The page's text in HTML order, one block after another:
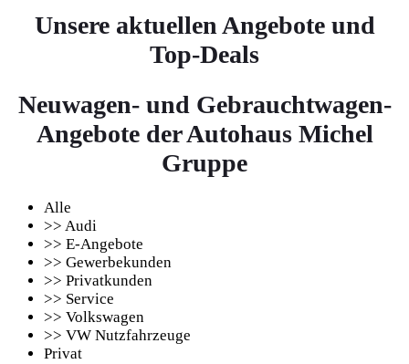
Unsere aktuellen Angebote und
Top-Deals
Neuwagen- und Gebrauchtwagen-
Angebote der Autohaus Michel
Gruppe
Alle
>> Audi
>> E-Angebote
>> Gewerbekunden
>> Privatkunden
>> Service
>> Volkswagen
>> VW Nutzfahrzeuge
Privat